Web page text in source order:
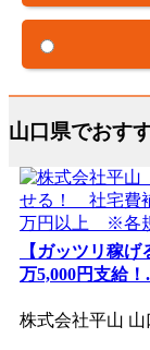
山口県でおす
【ガッツリ稼
万5,000円支給！
株式会社平山